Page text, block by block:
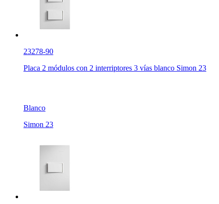
23278-90
Placa 2 módulos con 2 interriptores 3 vías blanco Simon 23
Blanco
Simon 23